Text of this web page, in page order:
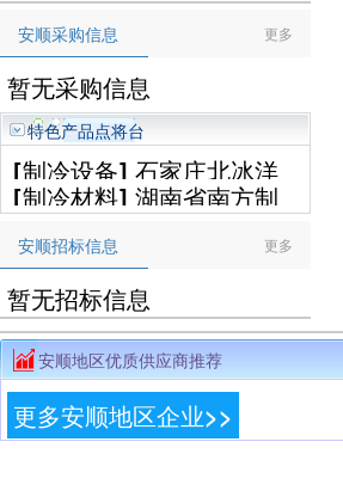
更多
安顺采购信息
暂无采购信息
特色产品点将台
[制冷设备] 石家庄北冰洋
制冷设备工程有限公司
[制冷材料] 湖南省南方制
冷设备有限公司
更多
安顺招标信息
暂无招标信息
安顺地区优质供应商推荐
更多安顺地区企业>>